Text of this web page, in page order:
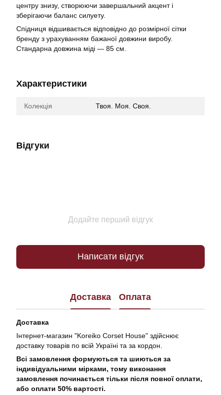
центру знизу, створюючи завершальний акцент і
зберігаючи баланс силуету.
Спідниця відшивається відповідно до розмірної сітки
бренду з урахуванням бажаної довжини виробу.
Стандарна довжина міді — 85 см.
Характеристики
Колекція Твоя. Моя. Своя.
Відгуки
Додайте перший відгук
Написати відгук
Доставка Оплата
Доставка
Інтернет-магазин "Koreiko Corset House" здійснює
доставку товарів по всій Україні та за кордон.
Всі замовлення формуються та шиються за
індивідуальними мірками, тому виконання
замовлення починається тільки після повної оплати,
або оплати 50% вартості.